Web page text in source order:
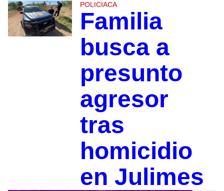
POLICIACA
Familia
busca a
presunto
agresor
tras
homicidio
en Julimes